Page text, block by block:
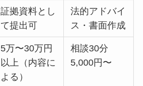
証拠資料とし
て提出可
法的アドバイ
ス・書面作成
5万〜30万円
以上（内容に
よる）
相談30分
5,000円〜